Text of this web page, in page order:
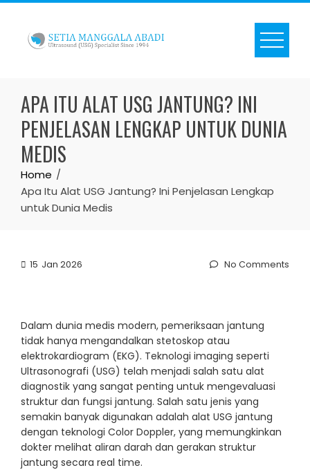
Skip
content
APA ITU ALAT USG JANTUNG? INI
PENJELASAN LENGKAP UNTUK DUNIA
MEDIS
Home
Apa Itu Alat USG Jantung? Ini Penjelasan Lengkap
untuk Dunia Medis
15 Jan 2026 No Comments
Dalam dunia medis modern, pemeriksaan jantung
tidak hanya mengandalkan stetoskop atau
elektrokardiogram (EKG). Teknologi imaging seperti
Ultrasonografi (USG) telah menjadi salah satu alat
diagnostik yang sangat penting untuk mengevaluasi
struktur dan fungsi jantung. Salah satu jenis yang
semakin banyak digunakan adalah alat USG jantung
dengan teknologi Color Doppler, yang memungkinkan
dokter melihat aliran darah dan gerakan struktur
jantung secara real time.